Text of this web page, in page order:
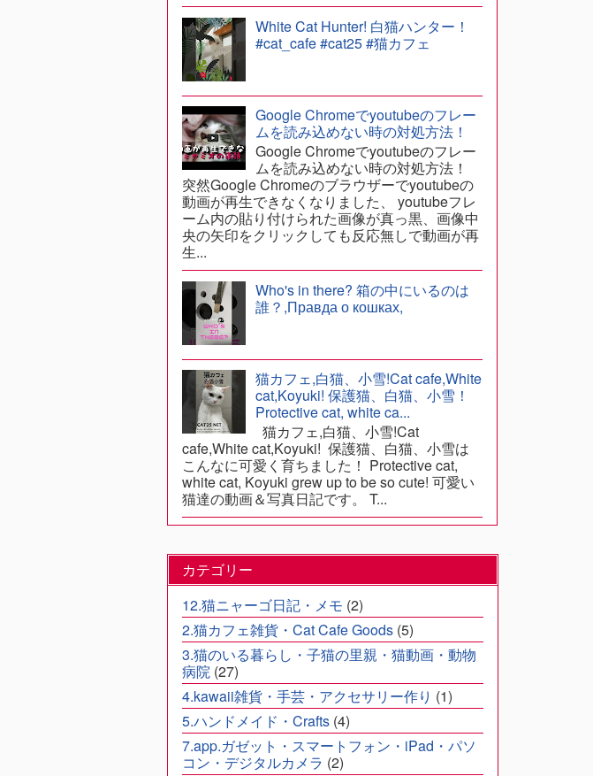
White Cat Hunter! 白猫ハンター！
#cat_cafe #cat25 #猫カフェ
Google Chromeでyoutubeのフレー
ムを読み込めない時の対処方法！
Google Chromeでyoutubeのフレー
ムを読み込めない時の対処方法！
突然Google Chromeのブラウザーでyoutubeの
動画が再生できなくなりました、 youtubeフレ
ーム内の貼り付けられた画像が真っ黒、画像中
央の矢印をクリックしても反応無しで動画が再
生...
Who's in there? 箱の中にいるのは
誰？,Правда о кошках,
猫カフェ,白猫、小雪!Cat cafe,White
cat,Koyuki! 保護猫、白猫、小雪！
Protective cat, white ca...
猫カフェ,白猫、小雪!Cat
cafe,White cat,Koyuki! 保護猫、白猫、小雪は
こんなに可愛く育ちました！ Protective cat,
white cat, Koyuki grew up to be so cute! 可愛い
猫達の動画＆写真日記です。 T...
カテゴリー
12.猫ニャーゴ日記・メモ (2)
2.猫カフェ雑貨・Cat Cafe Goods (5)
3.猫のいる暮らし・子猫の里親・猫動画・動物
病院 (27)
4.kawaii雑貨・手芸・アクセサリー作り (1)
5.ハンドメイド・Crafts (4)
7.app.ガゼット・スマートフォン・iPad・パソ
コン・デジタルカメラ (2)